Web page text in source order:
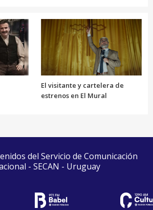
El visitante y cartelera de
estrenos en El Mural
del Servicio de Comunicación
- SECAN - Uruguay